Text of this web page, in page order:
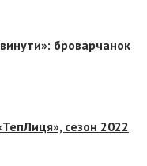
броварчанок
сезон 2022